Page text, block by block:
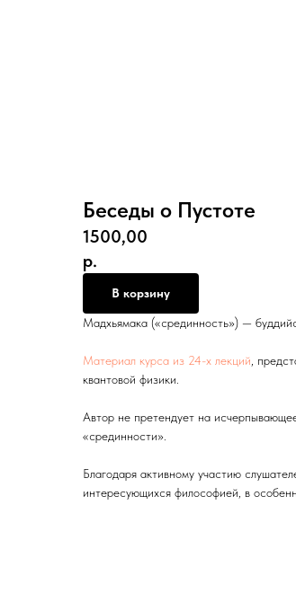
Беседы о Пустоте
1500,00
р.
В корзину
Мадхьямака («срединность») —
Материал курса из 24-х лекций ,
квантовой физики.
Автор не претендует на
«срединности».
Благодаря активному участию
интересующихся философией, в